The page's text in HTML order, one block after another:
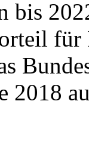
bis
für
2018